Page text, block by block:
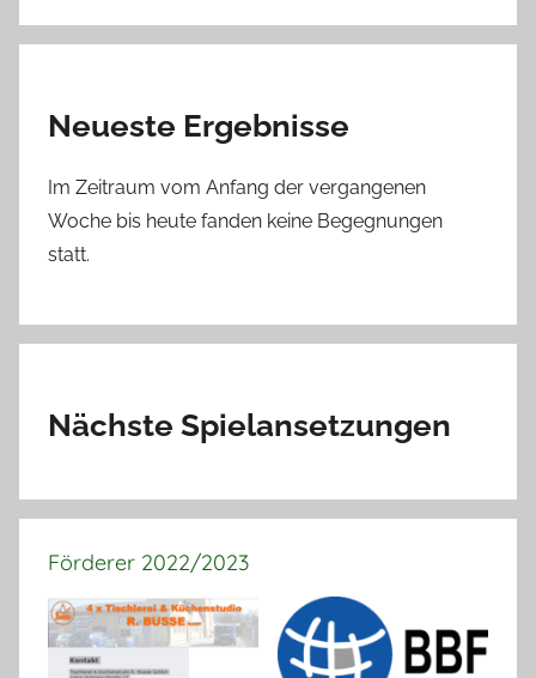
Neueste Ergebnisse
Im Zeitraum vom Anfang der vergangenen
Woche bis heute fanden keine Begegnungen
statt.
Nächste Spielansetzungen
Förderer 2022/2023